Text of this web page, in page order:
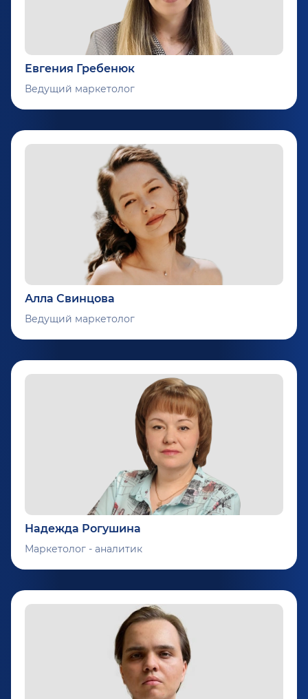
Евгения Гребенюк
Ведущий маркетолог
Алла Свинцова
Ведущий маркетолог
Надежда Рогушина
Маркетолог - аналитик